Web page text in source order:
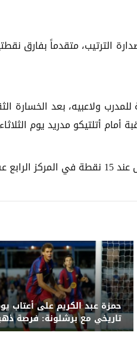
إلى 34 نقطة في صدارة الترتيب،
ولاعبيه، بعد الخسارة
أمام أتلتيكو مدريد يوم
الموسم.
حمزة عبد الكريم على أعتاب
تاريخي مع برشلونة: فرصة
للتألق